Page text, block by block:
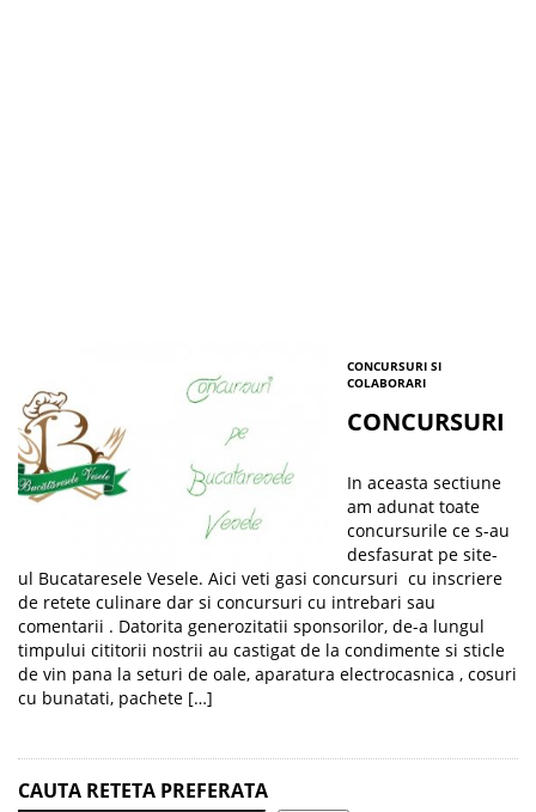
CONCURSURI SI
COLABORARI
CONCURSURI
In aceasta sectiune
am adunat toate
concursurile ce s-au
desfasurat pe site-
ul Bucataresele Vesele. Aici veti gasi concursuri cu inscriere
de retete culinare dar si concursuri cu intrebari sau
comentarii . Datorita generozitatii sponsorilor, de-a lungul
timpului cititorii nostrii au castigat de la condimente si sticle
de vin pana la seturi de oale, aparatura electrocasnica , cosuri
cu bunatati, pachete […]
CAUTA RETETA PREFERATA